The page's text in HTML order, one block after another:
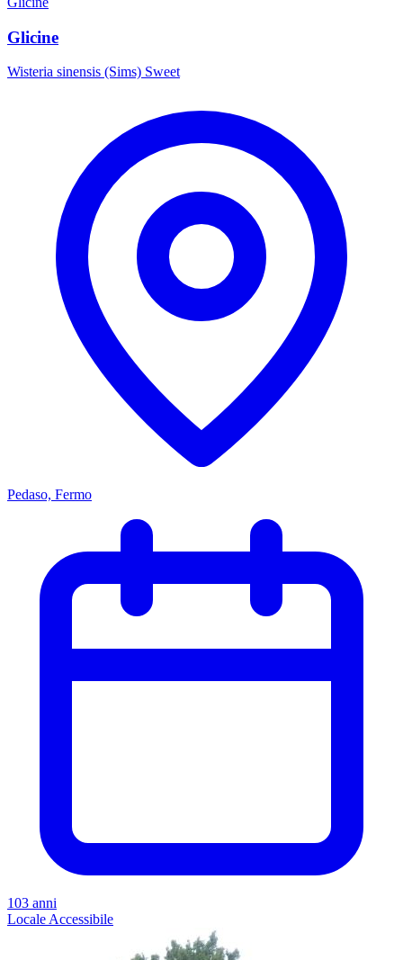
Glicine
Wisteria sinensis (Sims) Sweet
Pedaso, Fermo
103 anni
Locale Accessibile